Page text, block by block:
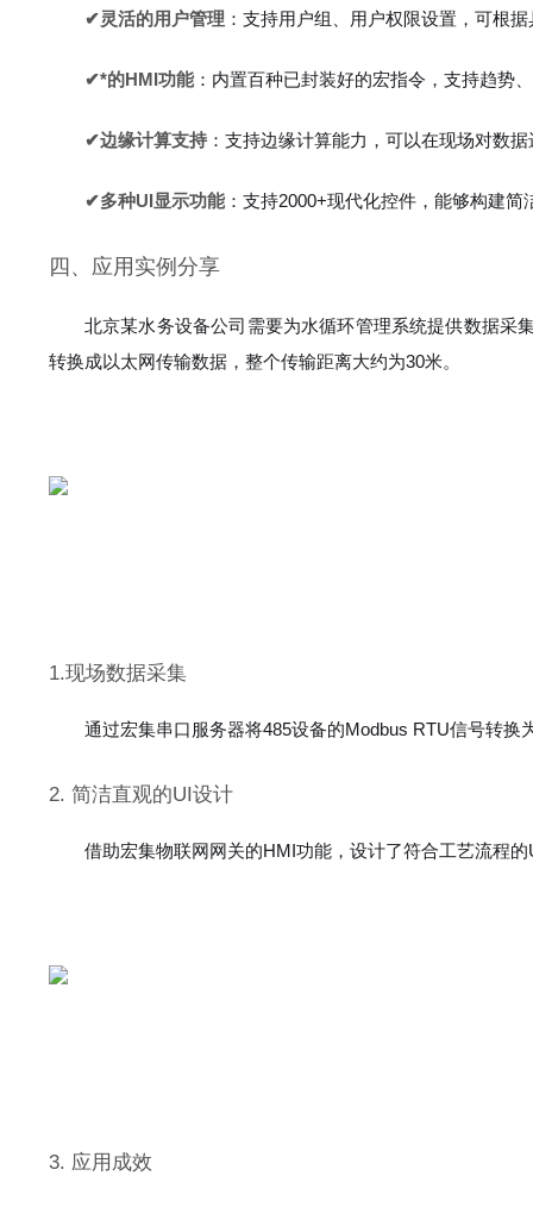
✔灵活的用户管理 ：支持用户组、用户权限设置，可根
✔*的HMI功能：内置百种已封装好的宏指令，支持趋势
✔边缘计算支持：支持边缘计算能力，可以在现场对数
✔多种UI显示功能：支持2000+现代化控件，能够构建
四、应用实例分享
北京某水务设备公司需要为水循环管理系统提供数据采
转换成以太网传输数据，整个传输距离大约为30米。
1.现场数据采集
通过宏集串口服务器将485设备的Modbus RTU信号转
2. 简洁直观的UI设计
借助宏集物联网网关的HMI功能，设计了符合工艺流程
3. 应用成效